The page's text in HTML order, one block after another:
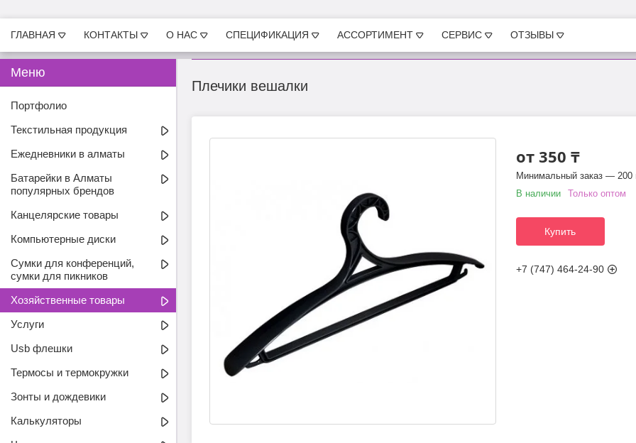
ГЛАВНАЯ КОНТАКТЫ О НАС СПЕЦИФИКАЦИЯ АССОРТИМЕНТ СЕРВИС ОТЗЫВЫ
Плечики вешалки
от 350 ₸
Минимальный заказ — 200
В наличии
Только оптом
Купить
+7 (747) 464-24-90
Портфолио
Текстильная продукция
Ежедневники в алматы
Батарейки в Алматы
популярных брендов
Канцелярские товары
Компьютерные диски
Сумки для конференций,
сумки для пикников
Хозяйственные товары
Услуги
Usb флешки
Термосы и термокружки
Зонты и дождевики
Калькуляторы